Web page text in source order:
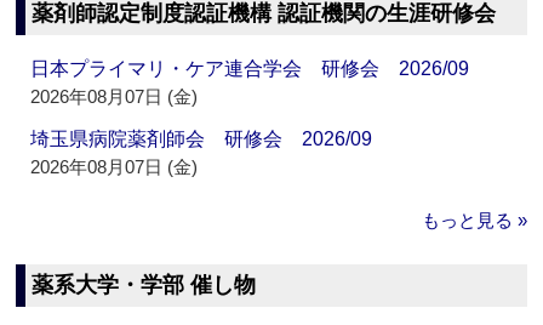
薬剤師認定制度認証機構 認証機関の生涯研修会
日本プライマリ・ケア連合学会 研修会 2026/09
2026年08月07日 (金)
埼玉県病院薬剤師会 研修会 2026/09
2026年08月07日 (金)
もっと見る »
薬系大学・学部 催し物